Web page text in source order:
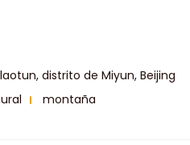
distrito de Miyun, Beijing
montaña